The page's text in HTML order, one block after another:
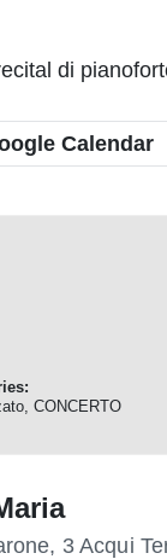
di
Calendar
, CONCERTO
3 Acqui